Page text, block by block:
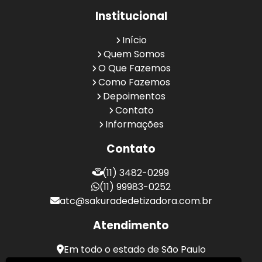
Institucional
Início
Quem Somos
O Que Fazemos
Como Fazemos
Depoimentos
Contato
Informações
Contato
(11) 3482-0299
(11) 99983-0252
atc@sakuradedetizadora.com.br
Atendimento
Em todo o estado de São Paulo